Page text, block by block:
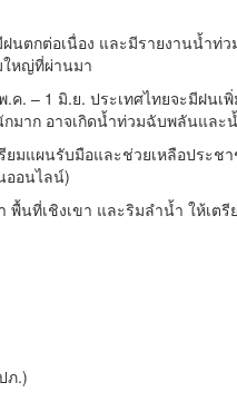
นตกต่อเนื่อง และมีรายงานน้ำ
ใหญ่ที่ผ่านมา
ค. – 1 มิ.ย. ประเทศไทยจะมีฝน
มาก อาจเกิดน้ำท่วมฉับพลันแล
ยมแผนรับมือและช่วยเหลือประ
ออนไลน์)
นที่เชิงเขา และริมลำน้ำ ให้เต
ภ.)